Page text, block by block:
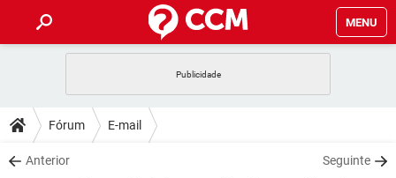
MENU
CELULAR
OUTLOOK
DICAS
JOGOS
DOWNLOADS
Fórum E-mail
Anterior Seguinte